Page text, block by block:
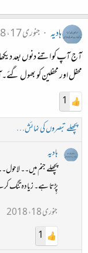
ہادیہ
جنوری 17، 2018
آج آپ کو اتنے دنوں بعد
محفل اور محفلین کو بھول
1
پچھلے تبصروں کی نمائش…
ہادیہ
پچھلے جنم میں۔۔
پٍڑتا ہے۔ زیادہ تنگ
جنوری 18، 2018
1